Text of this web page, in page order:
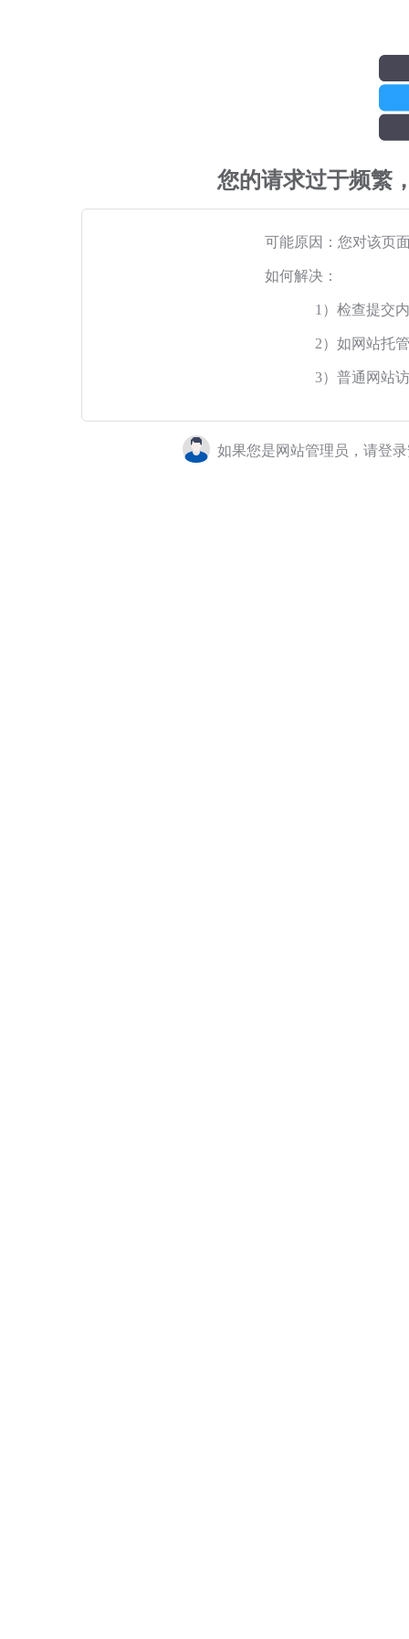
您的请求过于频繁
可能原因：您对该页
如何解决：
1）检查提交
2）如网站托
3）普通网站
如果您是网站管理员，请登